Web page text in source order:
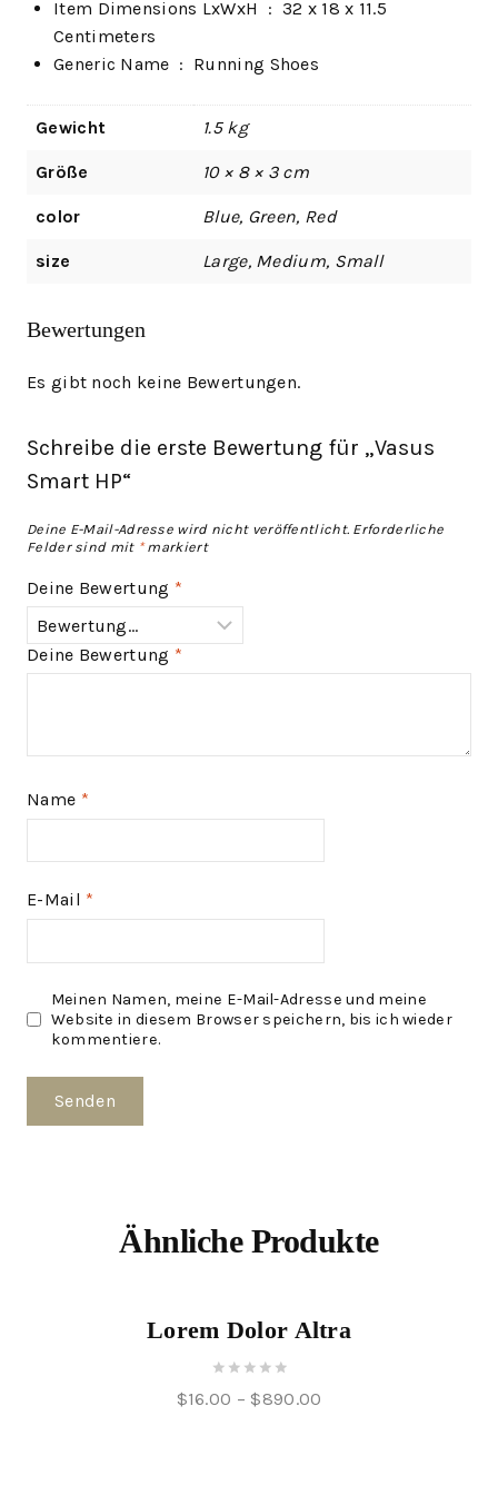
Item Dimensions LxWxH ‏ : ‎ 32 x 18 x 11.5
Centimeters
Generic Name ‏ : ‎ Running Shoes
Gewicht 1.5 kg
Größe 10 × 8 × 3 cm
color Blue, Green, Red
size Large, Medium, Small
Bewertungen
Es gibt noch keine Bewertungen.
Schreibe die erste Bewertung für „Vasus
Smart HP“
Deine E-Mail-Adresse wird nicht veröffentlicht. Erforderliche
Felder sind mit *markiert
Deine Bewertung *
Deine Bewertung *
Name *
E-Mail *
Meinen Namen, meine E-Mail-Adresse und meine
Website in diesem Browser speichern, bis ich wieder
kommentiere.
Ähnliche Produkte
Lorem Dolor Altra
out
$16.00 – $890.00